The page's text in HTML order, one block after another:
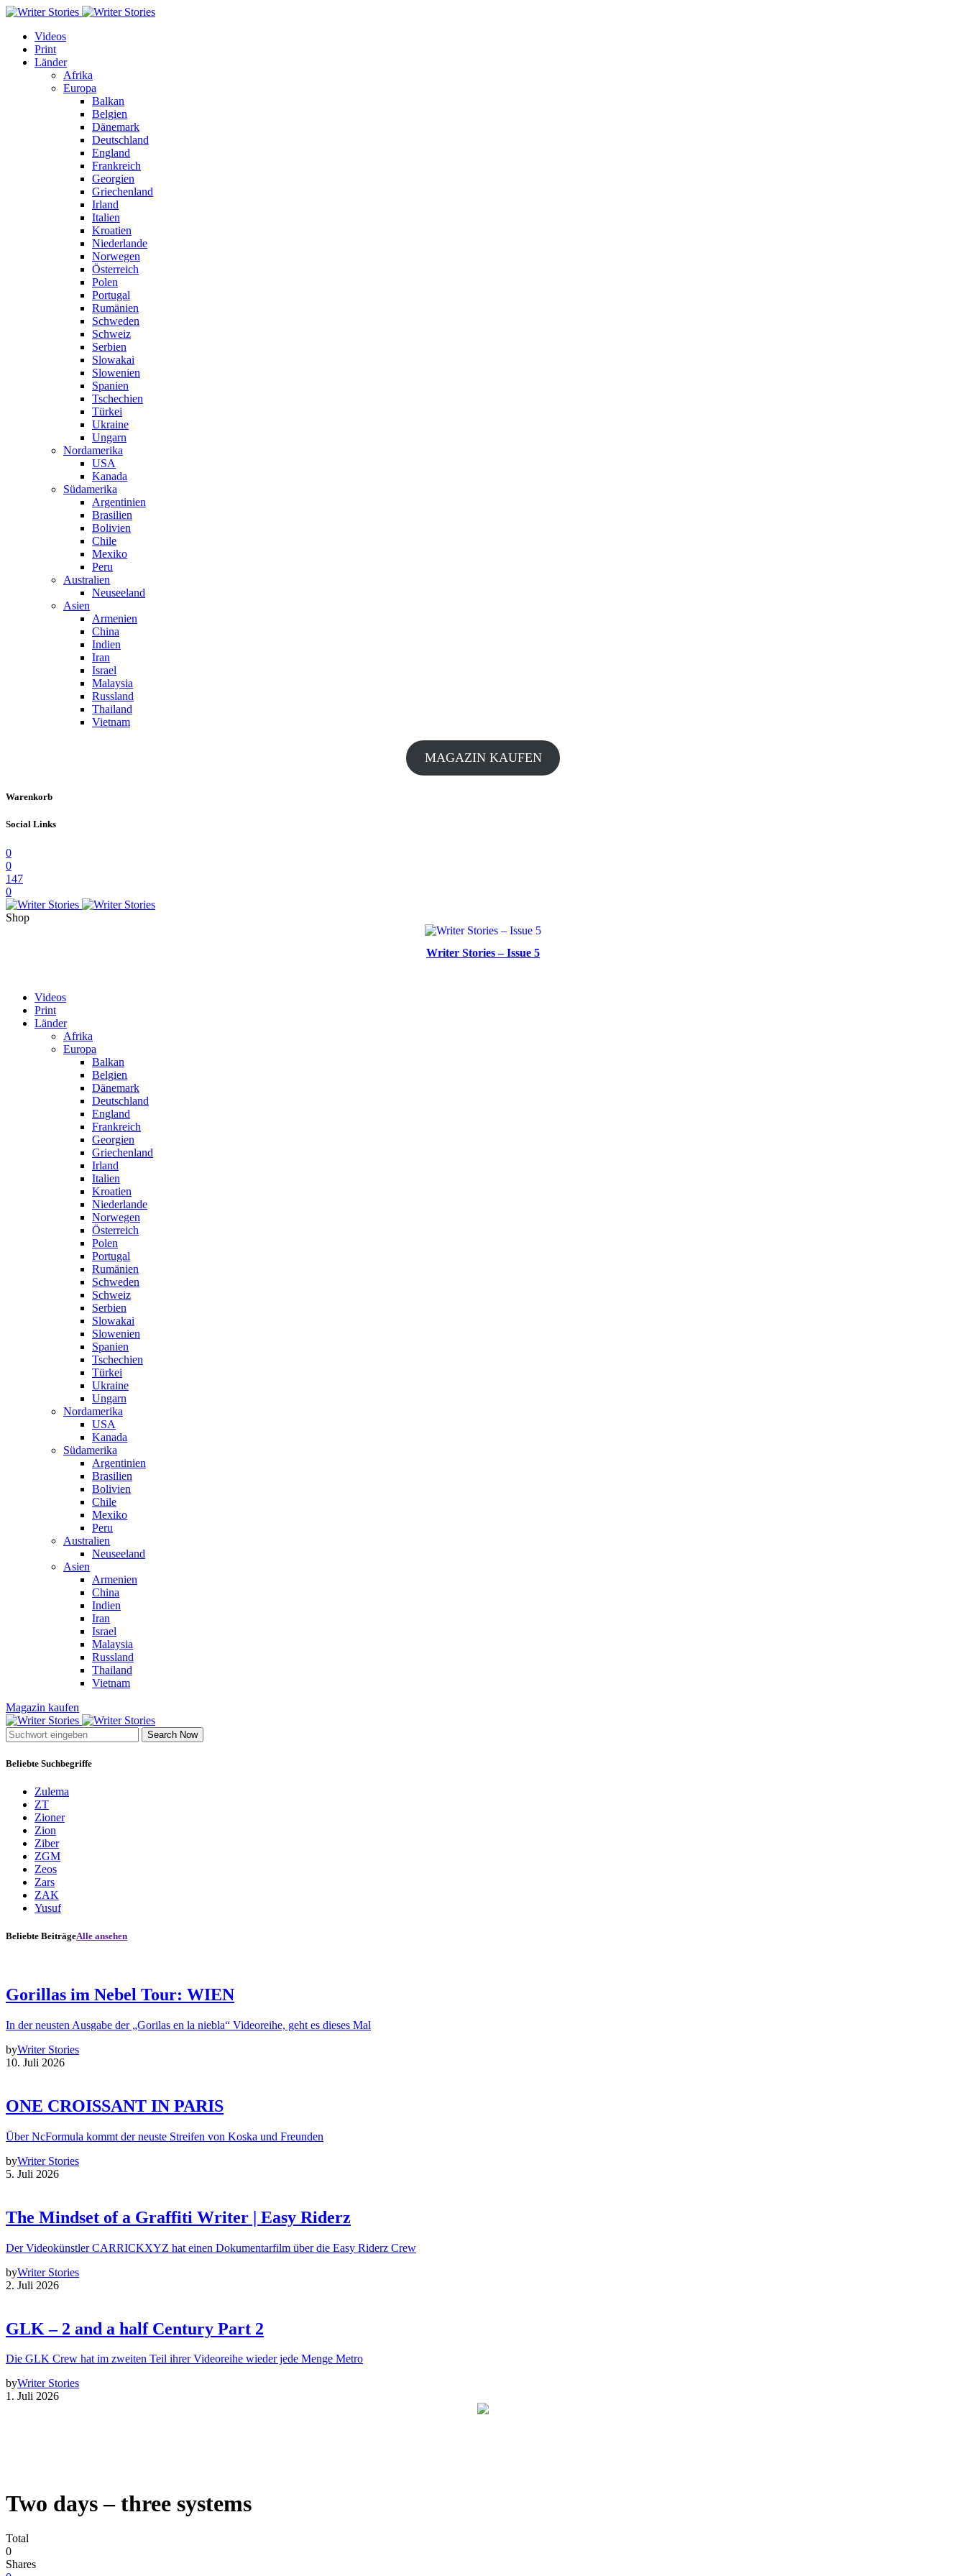
Videos
Print
Länder
Afrika
Europa
Balkan
Belgien
Dänemark
Deutschland
England
Frankreich
Georgien
Griechenland
Irland
Italien
Kroatien
Niederlande
Norwegen
Österreich
Polen
Portugal
Rumänien
Schweden
Schweiz
Serbien
Slowakai
Slowenien
Spanien
Tschechien
Türkei
Ukraine
Ungarn
Nordamerika
USA
Kanada
Südamerika
Argentinien
Brasilien
Bolivien
Chile
Mexiko
Peru
Australien
Neuseeland
Asien
Armenien
China
Indien
Iran
Israel
Malaysia
Russland
Thailand
Vietnam
MAGAZIN KAUFEN
Warenkorb
Social Links
0
0
147
0
Shop
Writer Stories – Issue 5
Videos
Print
Länder
Afrika
Europa
Balkan
Belgien
Dänemark
Deutschland
England
Frankreich
Georgien
Griechenland
Irland
Italien
Kroatien
Niederlande
Norwegen
Österreich
Polen
Portugal
Rumänien
Schweden
Schweiz
Serbien
Slowakai
Slowenien
Spanien
Tschechien
Türkei
Ukraine
Ungarn
Nordamerika
USA
Kanada
Südamerika
Argentinien
Brasilien
Bolivien
Chile
Mexiko
Peru
Australien
Neuseeland
Asien
Armenien
China
Indien
Iran
Israel
Malaysia
Russland
Thailand
Vietnam
Magazin kaufen
Search Now
Beliebte Suchbegriffe
Zulema
ZT
Zioner
Zion
Ziber
ZGM
Zeos
Zars
ZAK
Yusuf
Beliebte BeiträgeAlle ansehen
Gorillas im Nebel Tour: WIEN
In der neusten Ausgabe der „Gorilas en la niebla“ Videoreihe, geht es dieses Mal
byWriter Stories
10. Juli 2026
ONE CROISSANT IN PARIS
Über NcFormula kommt der neuste Streifen von Koska und Freunden
byWriter Stories
5. Juli 2026
The Mindset of a Graffiti Writer | Easy Riderz
Der Videokünstler CARRICKXYZ hat einen Dokumentarfilm über die Easy Riderz Crew
byWriter Stories
2. Juli 2026
GLK – 2 and a half Century Part 2
Die GLK Crew hat im zweiten Teil ihrer Videoreihe wieder jede Menge Metro
byWriter Stories
1. Juli 2026
Two days – three systems
Total
0
Shares